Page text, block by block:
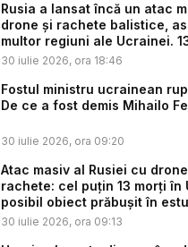
Rusia a lansat încă un atac
drone și rachete balistice,
multor regiuni ale Ucrainei.
30 iulie 2026, ora 18:46
Fostul ministru ucrainean
De ce a fost demis Mihailo
30 iulie 2026, ora 09:20
Atac masiv al Rusiei cu
rachete: cel puțin 13 morți în
posibil obiect prăbușit în
Poloniei...
30 iulie 2026, ora 09:13